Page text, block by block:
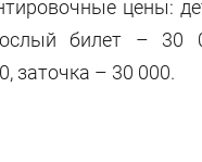
цены:
билет – 30
заточка – 30 000.